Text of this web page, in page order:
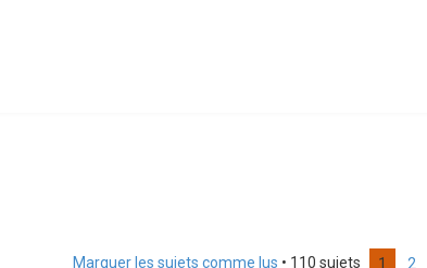
Marquer les sujets comme lus • 110 sujets 1 2